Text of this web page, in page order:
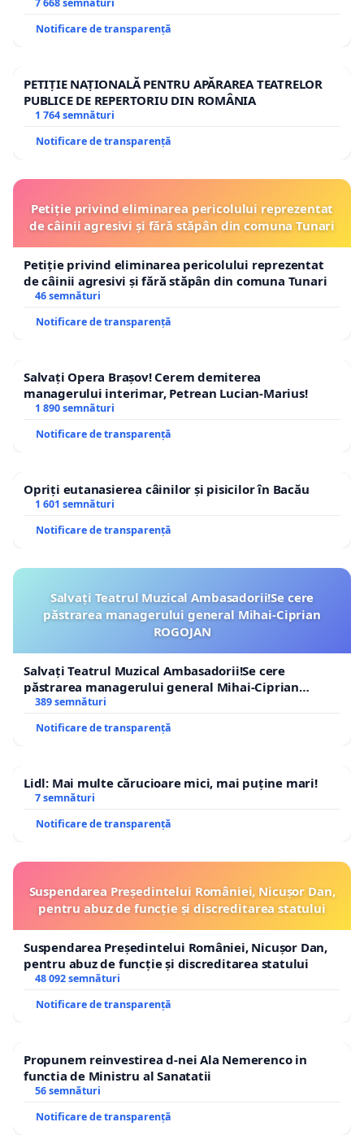
Notificare de transparență
PETIȚIE NAȚIONALĂ PENTRU APĂRAREA TEATRELOR
PUBLICE DE REPERTORIU DIN ROMÂNIA
1 764 semnături
Notificare de transparență
Petiție privind eliminarea pericolului reprezentat
de câinii agresivi și fără stăpân din comuna Tunari
Petiție privind eliminarea pericolului reprezentat
de câinii agresivi și fără stăpân din comuna Tunari
46 semnături
Notificare de transparență
Salvați Opera Brașov! Cerem demiterea
managerului interimar, Petrean Lucian-Marius!
1 890 semnături
Notificare de transparență
Opriți eutanasierea câinilor și pisicilor în Bacău
1 601 semnături
Notificare de transparență
Salvați Teatrul Muzical Ambasadorii!Se cere
păstrarea managerului general Mihai-Ciprian
ROGOJAN
Salvați Teatrul Muzical Ambasadorii!Se cere
păstrarea managerului general Mihai-Ciprian
ROGOJAN
389 semnături
Notificare de transparență
Lidl: Mai multe cărucioare mici, mai puține mari!
7 semnături
Notificare de transparență
Suspendarea Președintelui României, Nicușor Dan,
pentru abuz de funcție și discreditarea statului
Suspendarea Președintelui României, Nicușor Dan,
pentru abuz de funcție și discreditarea statului
48 092 semnături
Notificare de transparență
Propunem reinvestirea d-nei Ala Nemerenco in
functia de Ministru al Sanatatii
56 semnături
Notificare de transparență